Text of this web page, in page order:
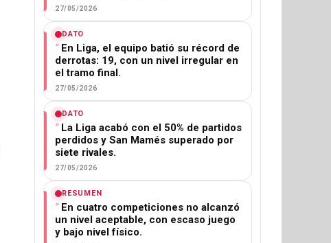
27/05/2026
DATO
En Liga, el equipo batió su récord de
derrotas: 19, con un nivel irregular en
el tramo final.
27/05/2026
DATO
La Liga acabó con el 50% de partidos
perdidos y San Mamés superado por
siete rivales.
27/05/2026
RESUMEN
En cuatro competiciones no alcanzó
un nivel aceptable, con escaso juego
y bajo nivel físico.